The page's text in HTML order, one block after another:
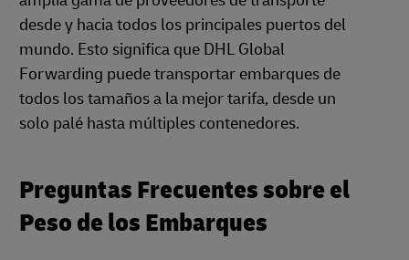
desde y hacia todos los principales puertos del
mundo. Esto significa que DHL Global
Forwarding puede transportar embarques de
todos los tamaños a la mejor tarifa, desde un
solo palé hasta múltiples contenedores.
Preguntas Frecuentes sobre el
Peso de los Embarques